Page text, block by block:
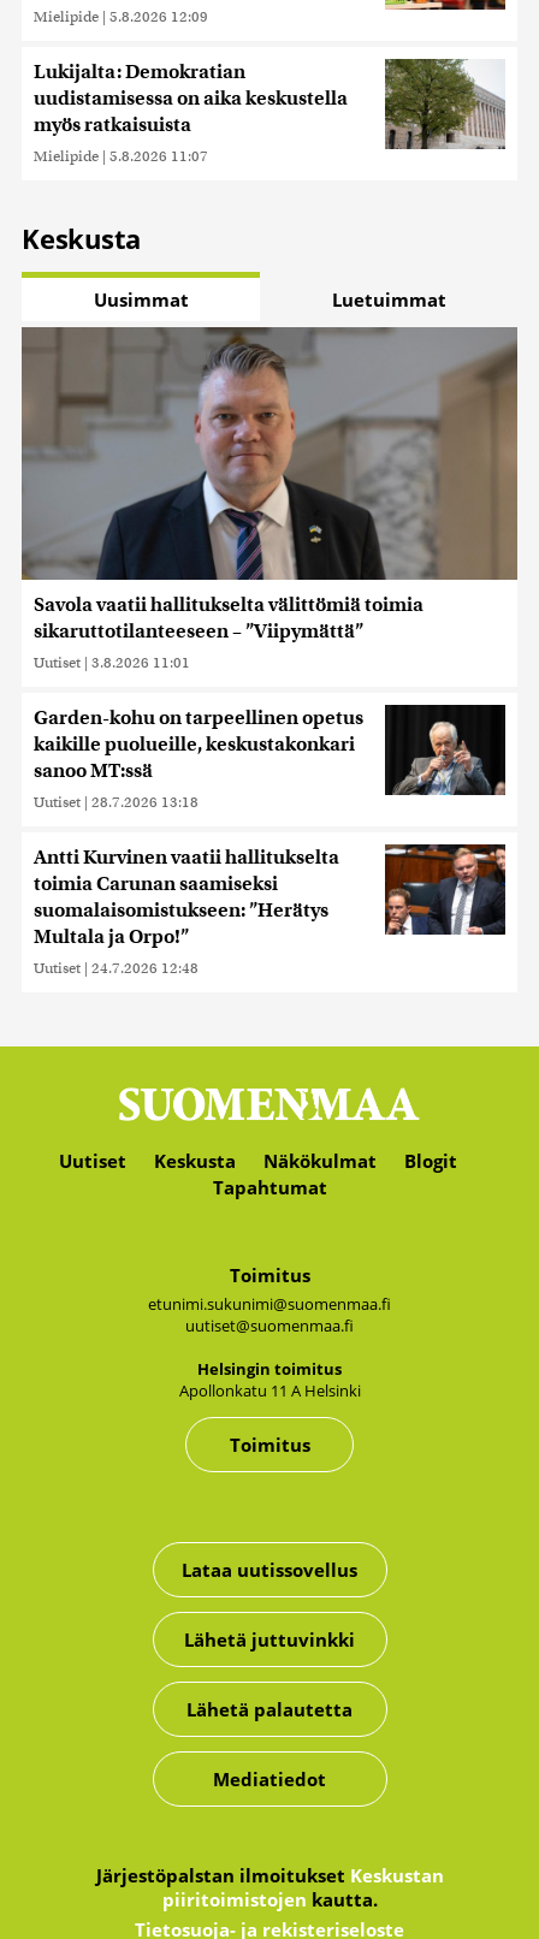
Mielipide | 5.8.2026 12:09
Lukijalta: Demokratian
uudistamisessa on aika keskustella
myös ratkaisuista
Mielipide | 5.8.2026 11:07
Keskusta
Uusimmat Luetuimmat
Savola vaatii hallitukselta välittömiä toimia
sikaruttotilanteeseen – ”Viipymättä”
Uutiset | 3.8.2026 11:01
Garden-kohu on tarpeellinen opetus
kaikille puolueille, keskustakonkari
sanoo MT:ssä
Uutiset | 28.7.2026 13:18
Antti Kurvinen vaatii hallitukselta
toimia Carunan saamiseksi
suomalaisomistukseen: ”Herätys
Multala ja Orpo!”
Uutiset | 24.7.2026 12:48
Uutiset Keskusta Näkökulmat
Blogit
Tapahtumat
Toimitus
etunimi.sukunimi@suomenmaa.fi
uutiset@suomenmaa.fi
Hel­sin­gin toi­mi­tus
Apol­lon­ka­tu 11 A Hel­sin­ki
Toimitus
Lataa uutissovellus
Lähetä juttuvinkki
Lähetä palautetta
Mediatiedot
Järjestöpalstan ilmoitukset Keskustan
piiritoimistojen kautta.
Tietosuoja- ja rekisteriseloste